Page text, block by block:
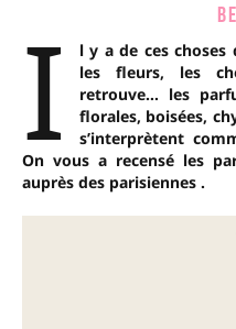
I
l y a de ces choses
les fleurs, les
retrouve… les
florales, boisées,
s’interprètent
On vous a recensé les
auprès des parisiennes .